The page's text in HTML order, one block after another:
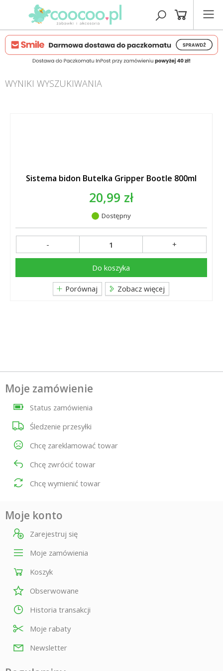
WYNIKI WYSZUKIWANIA
Sistema bidon Butelka Gripper Bootle 800ml
20,99 zł
Dostępny
- +
Do koszyka
Porównaj Zobacz więcej
Moje zamówienie
Status zamówienia
Śledzenie przesyłki
Chcę zareklamować towar
Chcę zwrócić towar
Chcę wymienić towar
Moje konto
Zarejestruj się
Moje zamówienia
Koszyk
Obserwowane
Historia transakcji
Moje rabaty
Newsletter